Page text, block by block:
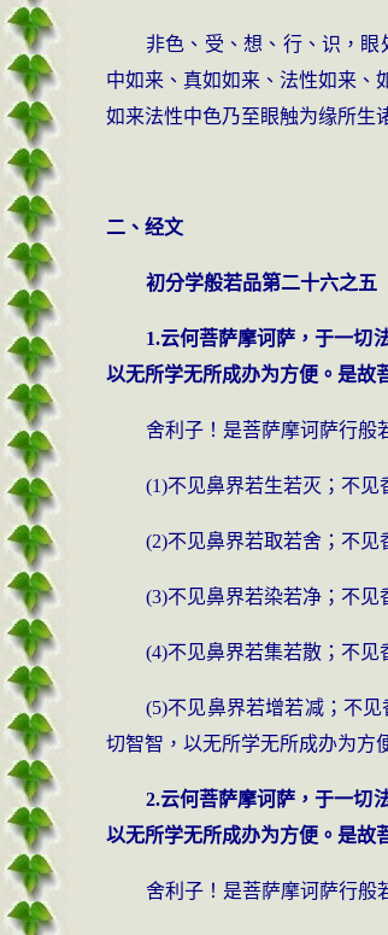
非色、受、想、行、识，
中如来、真如如来、法性如来、
如来法性中色乃至眼触为缘所生
二、经文
初分学般若品第二十六之五
1.云何菩萨摩诃萨，于一切
以无所学无所成办为方便。是故
舍利子！是菩萨摩诃萨行般
(1)不见鼻界若生若灭；不见
(2)不见鼻界若取若舍；不见
(3)不见鼻界若染若净；不见
(4)不见鼻界若集若散；不见
(5)不见鼻界若增若减；不
切智智，以无所学无所成办为方
2.云何菩萨摩诃萨，于一切
以无所学无所成办为方便。是故
舍利子！是菩萨摩诃萨行般